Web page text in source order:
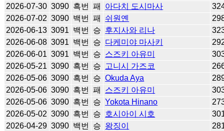
2026-07-30 3090 흑번 패 아다치 도시마사
2026-07-02 3090 백번 패 쉬원옌
2026-06-13 3091 백번 승 후지사와 리나
2026-06-08 3091 백번 승 다케미야 마사키
2026-06-01 3091 백번 승 스즈키 아유미
2026-05-21 3090 흑번 승 고니시 가즈코
2026-05-06 3090 흑번 승 Okuda Aya
2026-05-06 3090 흑번 패 스즈키 아유미
2026-05-06 3090 흑번 승 Yokota Hinano
2026-05-02 3090 흑번 승 호시아이 시호
2026-04-29 3090 백번 승 왕징이